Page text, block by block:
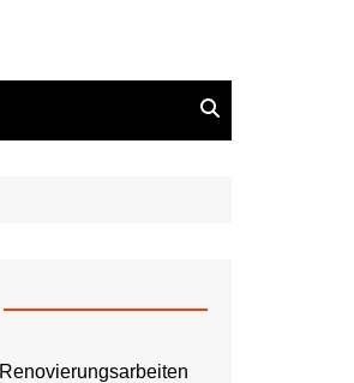
Renovierungsarbeiten